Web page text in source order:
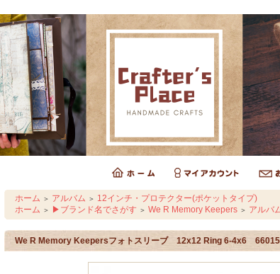
ホーム ＞ アルバム ＞ 12インチ・プロテクター(ポケットタイプ)
ホーム ＞ ▶ブランド名でさがす ＞ We R Memory Keepers ＞ アルバ
We R Memory Keepersフォトスリーブ 12x12 Ring 6-4x6